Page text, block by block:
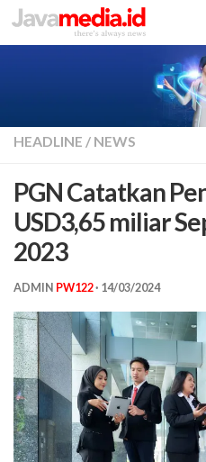
Skip to content
HEADLINE / NEWS
PGN Catatkan
USD3,65 miliar
2023
ADMIN PW122· 14/03/2024